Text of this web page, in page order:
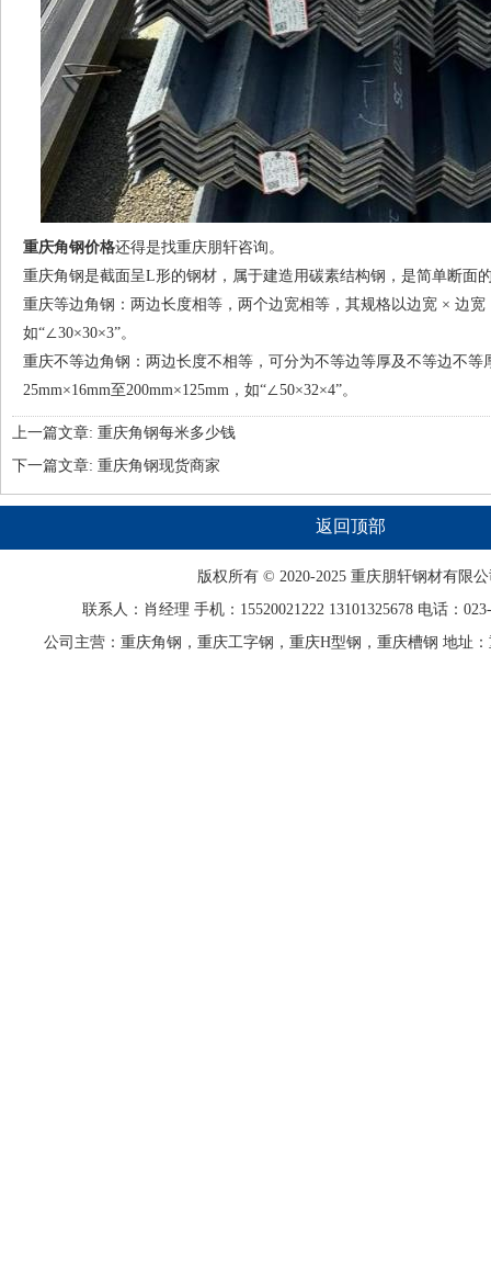
重庆角钢价格还得是找重庆朋轩咨询。
重庆角钢是截面呈L形的钢材，属于建造用碳素结构钢，是简单断面
重庆等边角钢：两边长度相等，两个边宽相等，其规格以边宽 × 边
如“∠30×30×3”。
重庆不等边角钢：两边长度不相等，可分为不等边等厚及不等边不等
25mm×16mm至200mm×125mm，如“∠50×32×4”。
上一篇文章: 重庆角钢每米多少钱
下一篇文章: 重庆角钢现货商家
返回顶部
版权所有 © 2020-2025 重庆朋轩钢材有限
联系人：肖经理 手机：15520021222 13101325678 电话：
公司主营：重庆角钢，重庆工字钢，重庆H型钢，重庆槽钢 地址